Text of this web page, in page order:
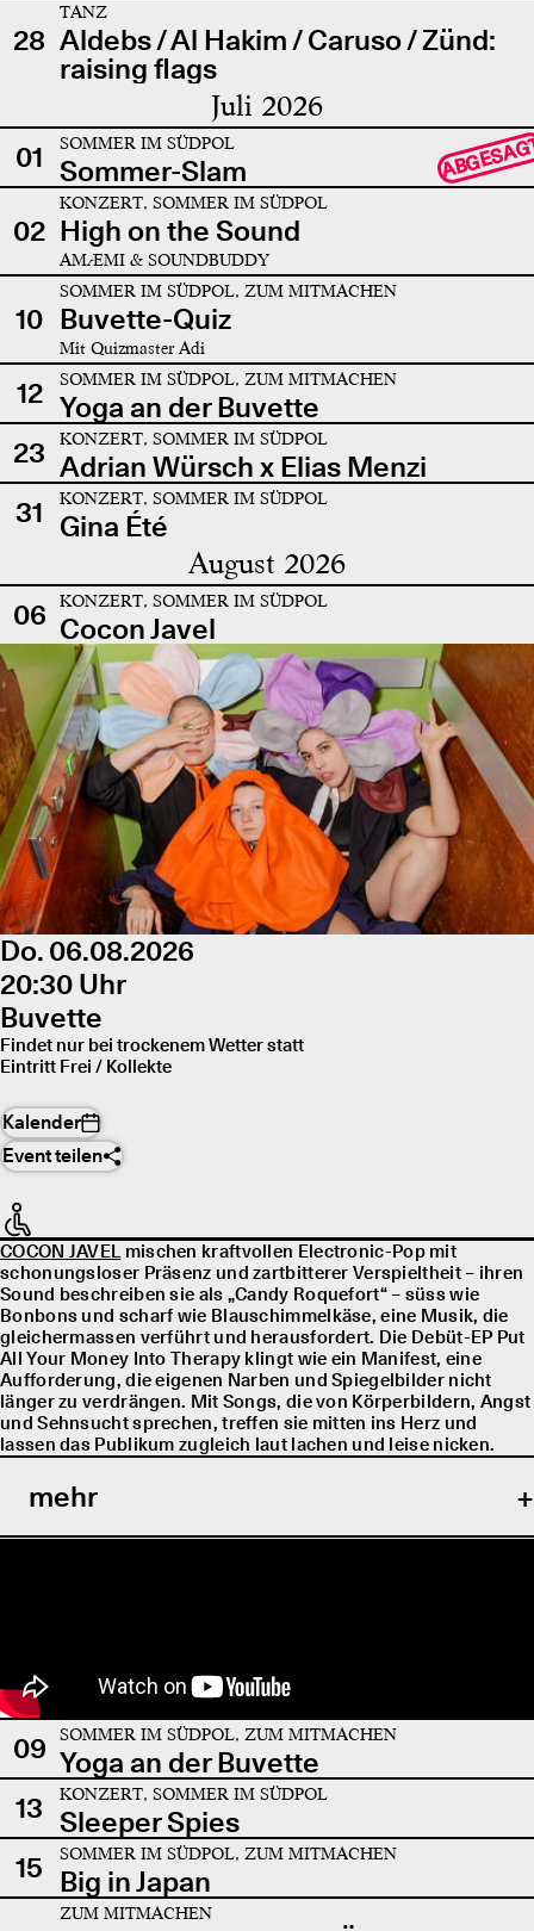
28
TANZ
Aldebs / Al Hakim / Caruso / Zünd:
raising flags
Juli 2026
01 SOMMER IM SÜDPOL
Sommer-Slam
02
KONZERT, SOMMER IM SÜDPOL
High on the Sound
AMÆMI & SOUNDBUDDY
10
SOMMER IM SÜDPOL, ZUM MITMACHEN
Buvette-Quiz
Mit Quizmaster Adi
12 SOMMER IM SÜDPOL, ZUM MITMACHEN
Yoga an der Buvette
23
KONZERT, SOMMER IM SÜDPOL
Adrian Würsch x Elias Menzi
31
KONZERT, SOMMER IM SÜDPOL
Gina Été
August 2026
06 KONZERT, SOMMER IM SÜDPOL
Cocon Javel
Do. 06.08.2026
20:30 Uhr
Buvette
Findet nur bei trockenem Wetter statt
Eintritt Frei / Kollekte
Kalender
Event teilen
COCON JAVELmischen kraftvollen Electronic-Pop mit
schonungsloser Präsenz und zartbitterer Verspieltheit – ihren
Sound beschreiben sie als „Candy Roquefort“ – süss wie
Bonbons und scharf wie Blauschimmelkäse, eine Musik, die
gleichermassen verführt und herausfordert. Die Debüt-EP Put
All Your Money Into Therapy klingt wie ein Manifest, eine
Aufforderung, die eigenen Narben und Spiegelbilder nicht
länger zu verdrängen. Mit Songs, die von Körperbildern, Angst
und Sehnsucht sprechen, treffen sie mitten ins Herz und
lassen das Publikum zugleich laut lachen und leise nicken.
mehr
09 SOMMER IM SÜDPOL, ZUM MITMACHEN
Yoga an der Buvette
13
KONZERT, SOMMER IM SÜDPOL
Sleeper Spies
15
SOMMER IM SÜDPOL, ZUM MITMACHEN
Big in Japan
ZUM MITMACHEN